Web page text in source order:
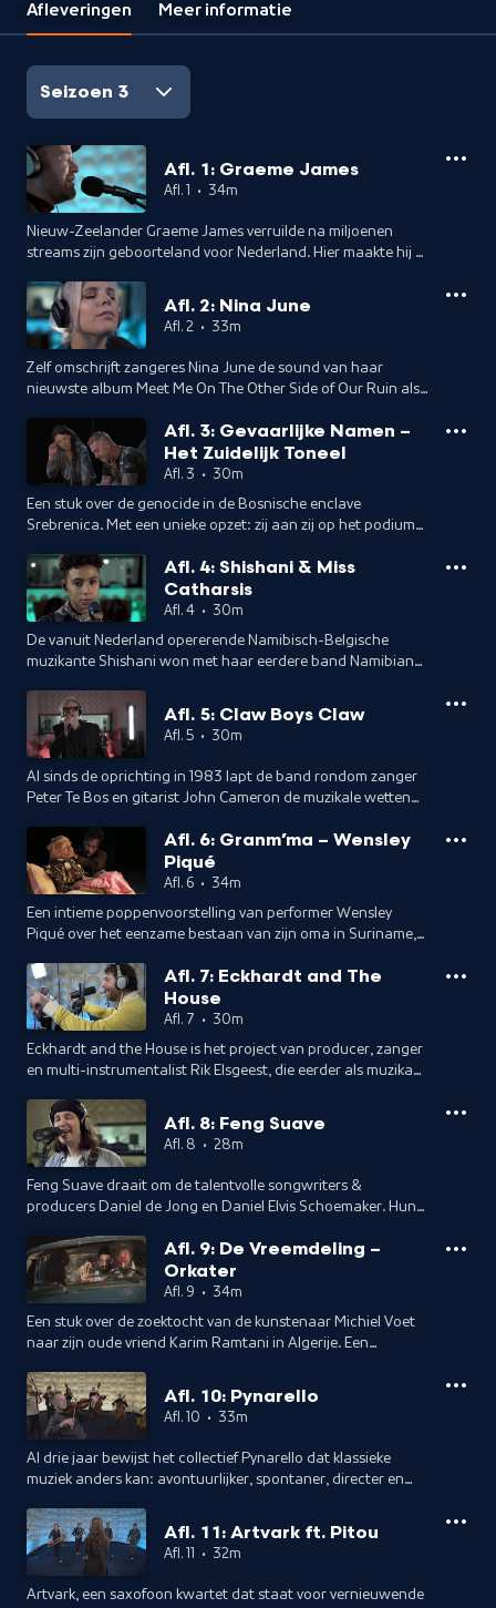
Afleveringen Meer informatie
Seizoen 3
Afl. 1: Graeme James
Afl. 1 • 34m
Nieuw-Zeelander Graeme James verruilde na miljoenen
streams zijn geboorteland voor Nederland. Hier maakte hij 4
multi-instrumentalist met z’n loop pedal een one-man-
band; voor deze opname heeft hij speciaal een toetsenist
meegenomen. Presentatie en interview: Jan Douwe Kroeske.
Afl. 2: Nina June
Afl. 2 • 33m
Zelf omschrijft zangeres Nina June de sound van haar
nieuwste album Meet Me On The Other Side of Our Ruin als
doorbraak in 2018 speelde ze al in een uitverkocht Paradiso
en won ze de Zilveren Notenkraker. In The Ballroom wordt ze
oa bijgestaan door een celliste. Presentatie en interview: Jan
Douwe Kroeske.
Afl. 3: Gevaarlijke Namen –
Het Zuidelijk Toneel
Afl. 3 • 30m
Een stuk over de genocide in de Bosnische enclave
Srebrenica. Met een unieke opzet: zij aan zij op het podium
een overlevende van de genocide. En een gesprek met
regisseur Boy Jonkergouw. Presentatie en interview: Jan
Douwe Kroeske.
Afl. 4: Shishani & Miss
Catharsis
Afl. 4 • 30m
De vanuit Nederland opererende Namibisch-Belgische
muzikante Shishani won met haar eerdere band Namibian
2019 richtte ze Miss Catharsis op: een neo-soul, R&B band
met songs die expliciet gaan over de ervaringen van
vrouwen van kleur. Presentatie en interview: Jan Douwe
Kroeske
Afl. 5: Claw Boys Claw
Afl. 5 • 30m
Al sinds de oprichting in 1983 lapt de band rondom zanger
Peter Te Bos en gitarist John Cameron de muzikale wetten
altijd, zoals te horen is op de vorig jaar uitgekomen en zeer
goed ontvangen plaat Kite. Presentatie en interview: Jan
Douwe Kroeske
Afl. 6: Granm’ma – Wensley
Piqué
Afl. 6 • 34m
Een intieme poppenvoorstelling van performer Wensley
Piqué over het eenzame bestaan van zijn oma in Suriname,
Kroeske.
Afl. 7: Eckhardt and The
House
Afl. 7 • 30m
Eckhardt and the House is het project van producer, zanger
en multi-instrumentalist Rik Elsgeest, die eerder als muzikant
Eckhardt and the House maakt hij, zoals hij het zelf noemt,
vintage-pop. Presentatie en interview: Jan Douwe Kroeske
Afl. 8: Feng Suave
Afl. 8 • 28m
Feng Suave draait om de talentvolle songwriters &
producers Daniel de Jong en Daniel Elvis Schoemaker. Hun
Boys is hoorbaar in hun wereldwijd goed beluisterde songs.
Presentatie en interview: Jan Douwe Kroeske
Afl. 9: De Vreemdeling –
Orkater
Afl. 9 • 34m
Een stuk over de zoektocht van de kunstenaar Michiel Voet
naar zijn oude vriend Karim Ramtani in Algerije. Een
gesprek met Michiel Voet. Presentatie en interview: Jan
Douwe Kroeske.
Afl. 10: Pynarello
Afl. 10 • 33m
Al drie jaar bewijst het collectief Pynarello dat klassieke
muziek anders kan: avontuurlijker, spontaner, directer en
interview: Jan Douwe Kroeske.
Afl. 11: Artvark ft. Pitou
Afl. 11 • 32m
Artvark, een saxofoon kwartet dat staat voor vernieuwende